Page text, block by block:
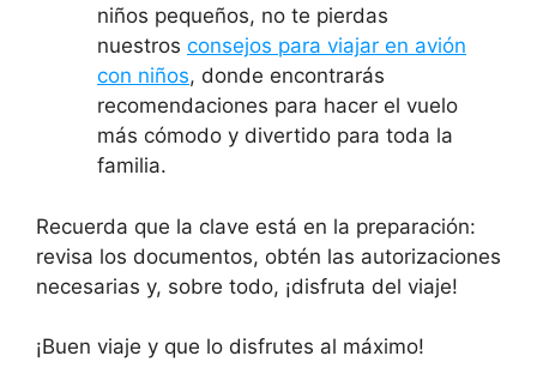
niños pequeños, no te pierdas
nuestros consejos para viajar en avión
con niños, donde encontrarás
recomendaciones para hacer el vuelo
más cómodo y divertido para toda la
familia.
Recuerda que la clave está en la preparación:
revisa los documentos, obtén las autorizaciones
necesarias y, sobre todo, ¡disfruta del viaje!
¡Buen viaje y que lo disfrutes al máximo!